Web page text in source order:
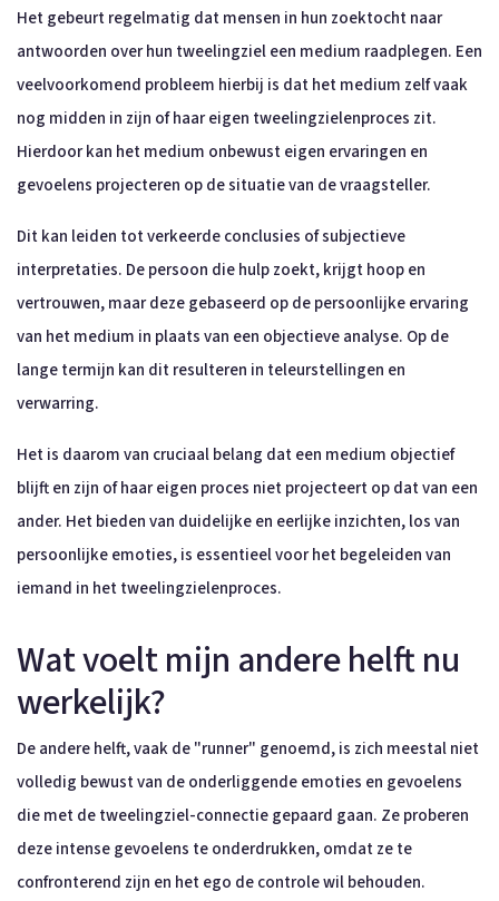
Het gebeurt regelmatig dat mensen in hun zoektocht naar
antwoorden over hun tweelingziel een medium raadplegen. Een
veelvoorkomend probleem hierbij is dat het medium zelf vaak
nog midden in zijn of haar eigen tweelingzielenproces zit.
Hierdoor kan het medium onbewust eigen ervaringen en
gevoelens projecteren op de situatie van de vraagsteller.
Dit kan leiden tot verkeerde conclusies of subjectieve
interpretaties. De persoon die hulp zoekt, krijgt hoop en
vertrouwen, maar deze gebaseerd op de persoonlijke ervaring
van het medium in plaats van een objectieve analyse. Op de
lange termijn kan dit resulteren in teleurstellingen en
verwarring.
Het is daarom van cruciaal belang dat een medium objectief
blijft en zijn of haar eigen proces niet projecteert op dat van een
ander. Het bieden van duidelijke en eerlijke inzichten, los van
persoonlijke emoties, is essentieel voor het begeleiden van
iemand in het tweelingzielenproces.
Wat voelt mijn andere helft nu
werkelijk?
De andere helft, vaak de "runner" genoemd, is zich meestal niet
volledig bewust van de onderliggende emoties en gevoelens
die met de tweelingziel-connectie gepaard gaan. Ze proberen
deze intense gevoelens te onderdrukken, omdat ze te
confronterend zijn en het ego de controle wil behouden.